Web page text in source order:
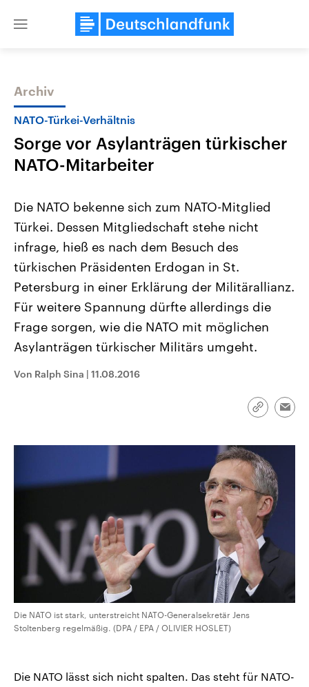
Close
Themen
Landtagswahl Sachsen-Anhalt
2026
Alle Informationen
Sachsen-Anhalt wählt am 6.
September 2026 einen neuen
Landtag. Seit 2021 wird das
Bundesland von einer Koalition aus
CDU, SPD und FDP regiert.-
Umfragen, Prognosen,
Wahlprogramme, aktuelle Berichte
und Hintergründe zu den Parteien
Wahl.
Aktuelle Beiträge,
Hintergründe
Wirtschaftlich und
gehören die Vereinigten
den mächtigsten Ländern
mit großem Einfluss auf
aktuelle Weltgeschehen.
Sendungen Programm Podcasts
Archiv
NATO-Türkei-Verhältnis
Sorge vor Asylanträgen türkischer
NATO-Mitarbeiter
Die NATO bekenne sich zum NATO-Mitglied
Türkei. Dessen Mitgliedschaft stehe nicht
infrage, hieß es nach dem Besuch des
türkischen Präsidenten Erdogan in St.
Petersburg in einer Erklärung der Militärallianz.
Für weitere Spannung dürfte allerdings die
Frage sorgen, wie die NATO mit möglichen
Asylanträgen türkischer Militärs umgeht.
Von Ralph Sina | 11.08.2016
Link
Die NATO ist stark, unterstreicht NATO-Generalsekretär Jens
Stoltenberg regelmäßig. (DPA / EPA / OLIVIER HOSLET)
Die NATO lässt sich nicht spalten. Das steht für NATO-